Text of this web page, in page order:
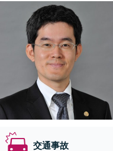
交通事故